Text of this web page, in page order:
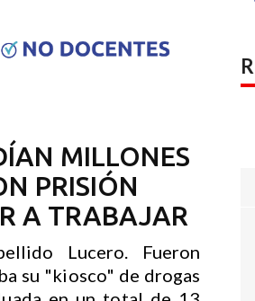
MILLONES
PRISIÓN
A TRABAJAR
Lucero. Fueron
su "kiosco" de drogas